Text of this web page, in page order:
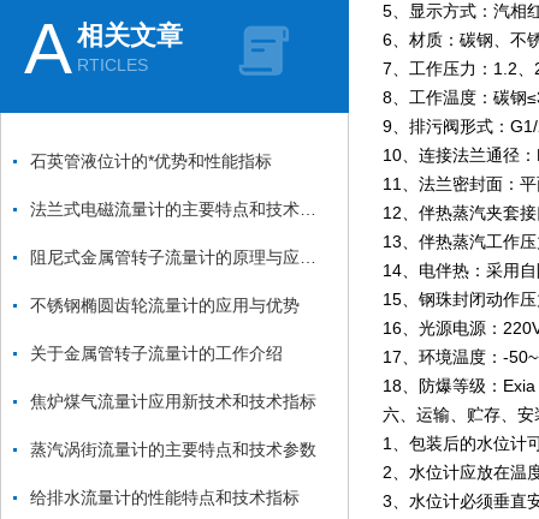
A相关文章
RTICLES
石英管液位计的*优势和性能指标
不锈钢椭圆齿轮流量计的应用与优势
关于金属管转子流量计的工作介绍
焦炉煤气流量计应用新技术和技术指标
蒸汽涡街流量计的主要特点和技术参数
给排水流量计的性能特点和技术指标
5、显示方式：汽相
6、材质：碳钢、不
7、工作压力：1.2
8、工作温度：碳
9、排污阀形式：
10、连接法兰通径
11、法兰密封面：
12、伴热蒸汽夹套
13、伴热蒸汽工作
14、电伴热：采用
15、钢珠封闭动作
16、光源电源：
17、环境温度：-
18、防爆等级：
六、运输、贮存、
1、包装后的水位计
2、水位计应放在温
3、水位计必须垂直